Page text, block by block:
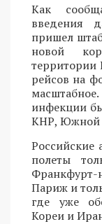
Как
введения
пришел
новой
территории
рейсов на
инфекции
КНР, Южной
Российские
полеты
Париж и
где уже
Кореи и